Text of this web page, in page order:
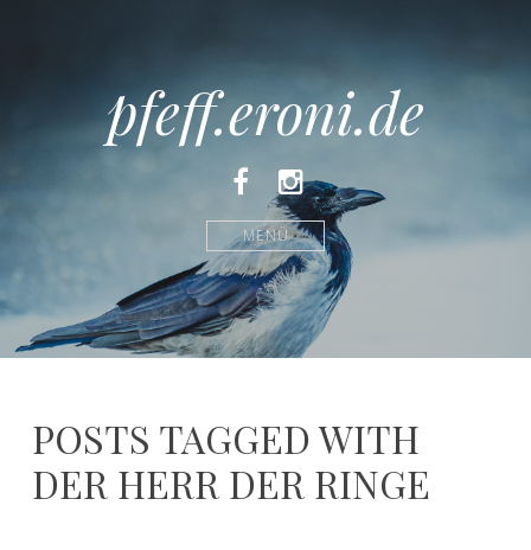
pfeff.eroni.de
FacebookInstagram
MENÜ
POSTS TAGGED WITH
DER HERR DER RINGE